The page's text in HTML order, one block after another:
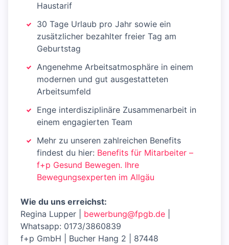
Haustarif
30 Tage Urlaub pro Jahr sowie ein
zusätzlicher bezahlter freier Tag am
Geburtstag
Angenehme Arbeitsatmosphäre in einem
modernen und gut ausgestatteten
Arbeitsumfeld
Enge interdisziplinäre Zusammenarbeit in
einem engagierten Team
Mehr zu unseren zahlreichen Benefits
findest du hier: Benefits für Mitarbeiter –
f+p Gesund Bewegen. Ihre
Bewegungsexperten im Allgäu
Wie du uns erreichst:
Regina Lupper | bewerbung@fpgb.de
Whatsapp: 0173/3860839
f+p GmbH | Bucher Hang 2 | 87448